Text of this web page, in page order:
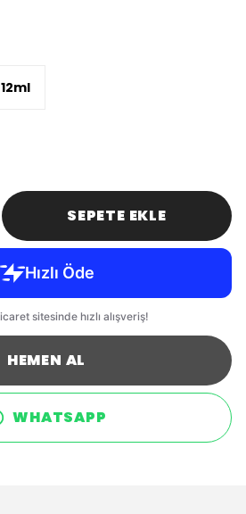
12ml
SEPETE EKLE
HEMEN AL
WHATSAPP